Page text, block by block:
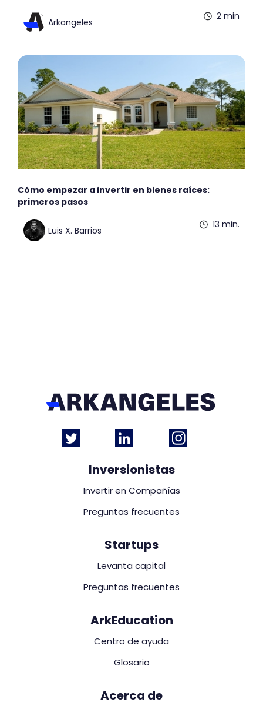
Arkangeles
2 min
Cómo empezar a invertir en bienes raíces:
primeros pasos
Luis X. Barrios
13 min.
Inversionistas
Invertir en Compañías
Preguntas frecuentes
Startups
Levanta capital
Preguntas frecuentes
ArkEducation
Centro de ayuda
Glosario
Acerca de